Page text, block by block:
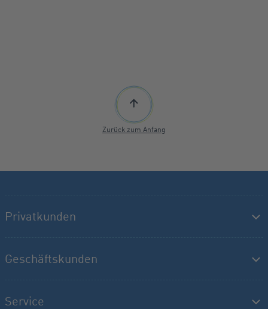
Zurück zum Anfang
Privatkunden
Geschäftskunden
Service